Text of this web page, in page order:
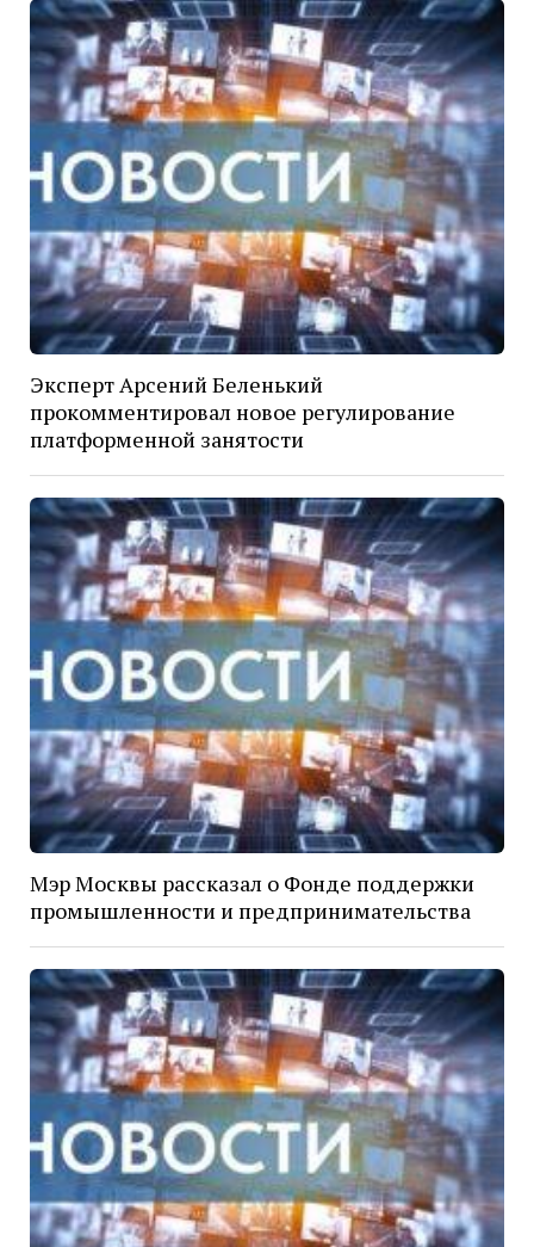
Эксперт Арсений Беленький
прокомментировал новое регулирование
платформенной занятости
Мэр Москвы рассказал о Фонде поддержки
промышленности и предпринимательства